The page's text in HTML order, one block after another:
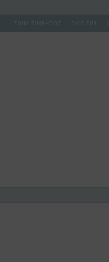
TOIMITUSEHDOT OMA TILI